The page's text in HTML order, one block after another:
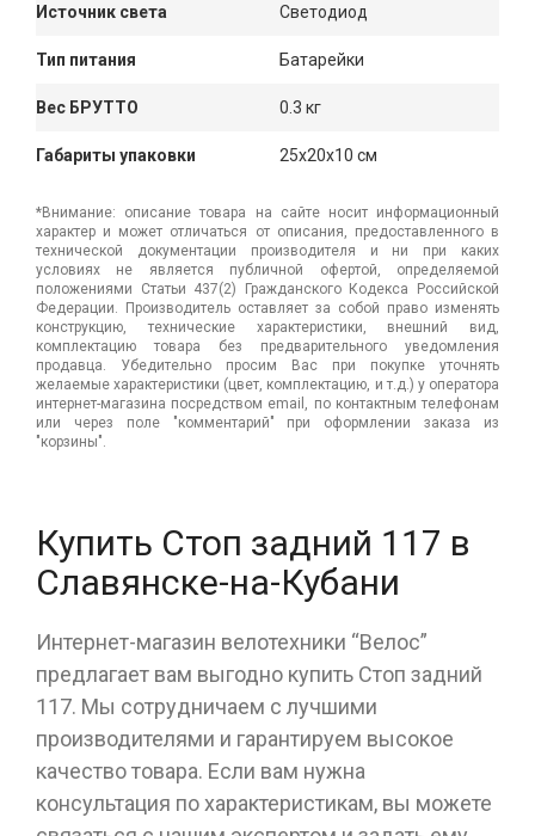
Источник света Светодиод
Тип питания Батарейки
Вес БРУТТО 0.3 кг
Габариты упаковки 25x20x10 см
*Внимание: описание товара на сайте носит информационный
характер и может отличаться от описания, предоставленного в
технической документации производителя и ни при каких
условиях не является публичной офертой, определяемой
положениями Статьи 437(2) Гражданского Кодекса Российской
Федерации. Производитель оставляет за собой право изменять
конструкцию, технические характеристики, внешний вид,
комплектацию товара без предварительного уведомления
продавца. Убедительно просим Вас при покупке уточнять
желаемые характеристики (цвет, комплектацию, и т.д.) у оператора
интернет-магазина посредством email, по контактным телефонам
или через поле "комментарий" при оформлении заказа из
"корзины".
Купить Стоп задний 117 в
Славянске-на-Кубани
Интернет-магазин велотехники “Велос”
предлагает вам выгодно купить Стоп задний
117. Мы сотрудничаем с лучшими
производителями и гарантируем высокое
качество товара. Если вам нужна
консультация по характеристикам, вы можете